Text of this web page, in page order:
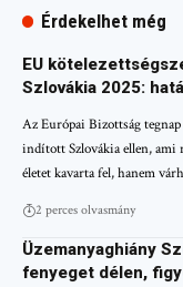
Érdekelhet még
EU
Szlovákia 2025:
Az Európai Bizottság tegnap
indított Szlovákia ellen, ami
életet kavarta fel, hanem
2 perces olvasmány
Üzemanyaghiány
fenyeget délen,